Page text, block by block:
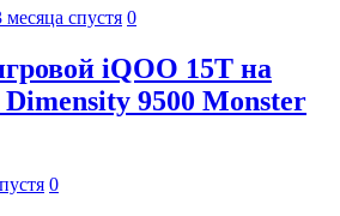
месяца спустя 0
iQOO 15T на
Dimensity 9500 Monster
0